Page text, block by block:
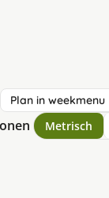
Plan in weekmenu
Metrisch